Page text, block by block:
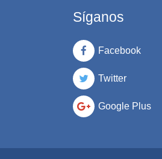
Síganos
Facebook
Twitter
Google Plus